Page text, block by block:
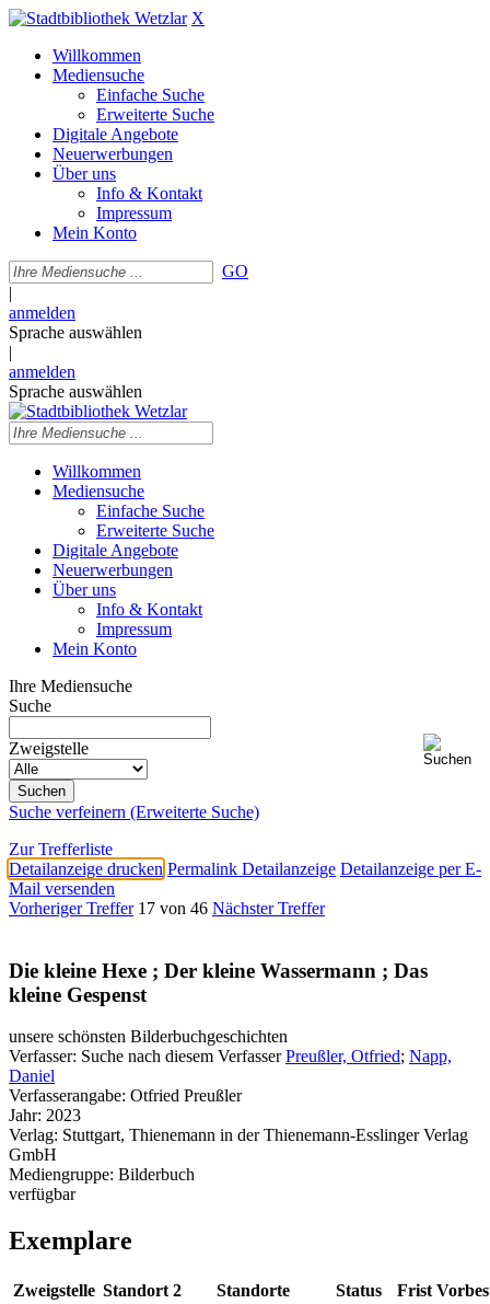
X
Willkommen
Mediensuche
Einfache Suche
Erweiterte Suche
Digitale Angebote
Neuerwerbungen
Über uns
Info & Kontakt
Impressum
Mein Konto
GO
|
anmelden
Sprache auswählen
|
anmelden
Sprache auswählen
Willkommen
Mediensuche
Einfache Suche
Erweiterte Suche
Digitale Angebote
Neuerwerbungen
Über uns
Info & Kontakt
Impressum
Mein Konto
Ihre Mediensuche
Suche
Zweigstelle
Suche verfeinern (Erweiterte Suche)
Zur Trefferliste
Detailanzeige drucken Permalink Detailanzeige Detailanzeige per E-
Mail versenden
Vorheriger Treffer 17 von 46 Nächster Treffer
Die kleine Hexe ; Der kleine Wassermann ; Das
kleine Gespenst
unsere schönsten Bilderbuchgeschichten
Verfasser: Suche nach diesem Verfasser Preußler, Otfried; Napp,
Daniel
Verfasserangabe: Otfried Preußler
Jahr: 2023
Verlag: Stuttgart, Thienemann in der Thienemann-Esslinger Verlag
GmbH
Mediengruppe: Bilderbuch
verfügbar
Exemplare
Zweigstelle Standort 2 Standorte Status Frist